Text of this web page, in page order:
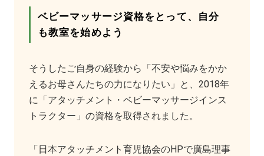
ベビーマッサージ資格をとって、自分
も教室を始めよう
そうしたご自身の経験から「不安や悩みをかか
えるお母さんたちの力になりたい」と、2018年
に「アタッチメント・ベビーマッサージインス
トラクター」の資格を取得されました。
「日本アタッチメント育児協会のHPで廣島理事